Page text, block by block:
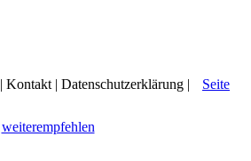
| Kontakt | Datenschutzerklärung | Seite
weiterempfehlen